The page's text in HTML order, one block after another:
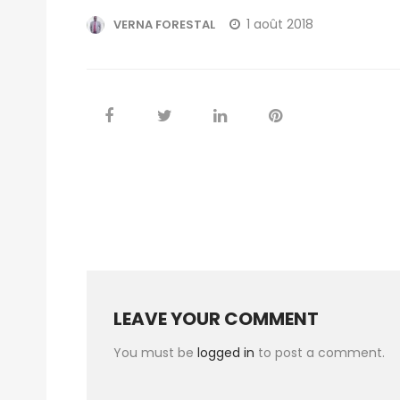
VERNA FORESTAL 1 août 2018
LEAVE YOUR COMMENT
You must be logged in to post a comment.